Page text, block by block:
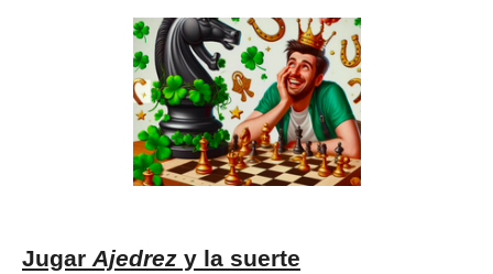
JugarAjedrez y la suerte